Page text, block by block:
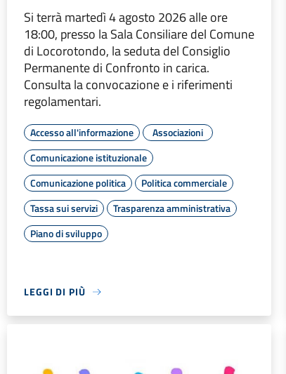
Si terrà martedì 4 agosto 2026 alle ore
18:00, presso la Sala Consiliare del Comune
di Locorotondo, la seduta del Consiglio
Permanente di Confronto in carica.
Consulta la convocazione e i riferimenti
regolamentari.
Accesso all'informazione
Associazioni
Comunicazione istituzionale
Comunicazione politica
Politica commerciale
Tassa sui servizi
Trasparenza amministrativa
Piano di sviluppo
LEGGI DI PIÙ